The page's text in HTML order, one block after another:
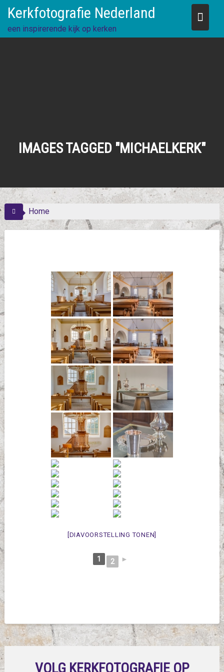
content
Kerkfotografie Nederland
een inspirerende kijk op kerken
IMAGES TAGGED "MICHAELKERK"
Home
[DIAVOORSTELLING TONEN]
1 2 ►
VOLG KERKFOTOGRAFIE OP